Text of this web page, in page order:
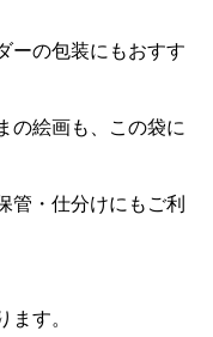
ーの包装にもおすす
の絵画も、この袋に
管・仕分けにもご利
ます。